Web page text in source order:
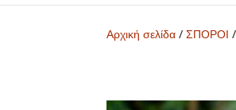
Αρχική σελίδα /ΣΠΟΡΟΙ